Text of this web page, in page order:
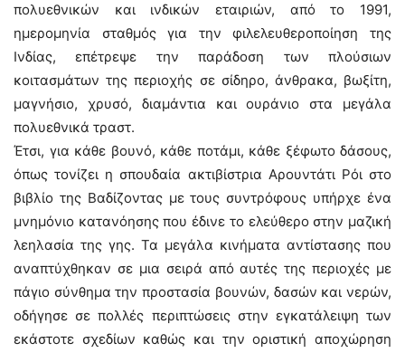
πολυεθνικών και ινδικών εταιριών, από το 1991,
ημερομηνία σταθμός για την φιλελευθεροποίηση της
Ινδίας, επέτρεψε την παράδοση των πλούσιων
κοιτασμάτων της περιοχής σε σίδηρο, άνθρακα, βωξίτη,
μαγνήσιο, χρυσό, διαμάντια και ουράνιο στα μεγάλα
πολυεθνικά τραστ.
Έτσι, για κάθε βουνό, κάθε ποτάμι, κάθε ξέφωτο δάσους,
όπως τονίζει η σπουδαία ακτιβίστρια Αρουντάτι Ρόι στο
βιβλίο της Βαδίζοντας με τους συντρόφους υπήρχε ένα
μνημόνιο κατανόησης που έδινε το ελεύθερο στην μαζική
λεηλασία της γης. Τα μεγάλα κινήματα αντίστασης που
αναπτύχθηκαν σε μια σειρά από αυτές της περιοχές με
πάγιο σύνθημα την προστασία βουνών, δασών και νερών,
οδήγησε σε πολλές περιπτώσεις στην εγκατάλειψη των
εκάστοτε σχεδίων καθώς και την οριστική αποχώρηση